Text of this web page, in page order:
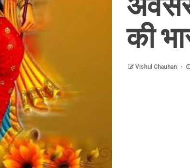
की
Vishul Chauhan